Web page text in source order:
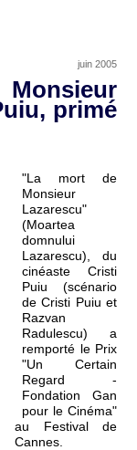
juin 2005
primé
"La mort de
Monsieur
Lazarescu"
(Moartea
domnului
Lazarescu), du
cinéaste Cristi
Puiu (scénario
de Cristi Puiu et
Razvan
Radulescu) a
remporté le Prix
"Un Certain
Regard -
Fondation Gan
pour le Cinéma"
au Festival de
Cannes.